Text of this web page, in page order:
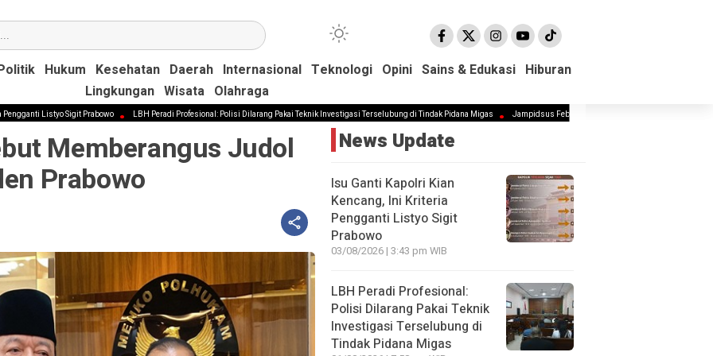
Hukum Kesehatan Daerah Internasional Teknologi Opini Sains & Edukasi Hiburan
Lingkungan Wisata Olahraga
Hukum Kesehatan Daerah Internasional Teknologi Opini Sains & Edukasi Hiburan
Lingkungan Wisata Olahraga
Sigit Prabowo LBH Peradi Profesional: Polisi Dilarang Pakai Teknik Investigasi Terselubung di Tindak Pidana Migas Jampidsus Febrie Diminta Mundur Demi Jaga Marwah Kejagung
Memberangus Judol
Prabowo
News Update
Isu Ganti Kapolri Kian
Kencang, Ini Kriteria
Pengganti Listyo Sigit
Prabowo
03/08/2026 | 3:43 pm WIB
LBH Peradi Profesional:
Polisi Dilarang Pakai Teknik
Investigasi Terselubung di
Tindak Pidana Migas